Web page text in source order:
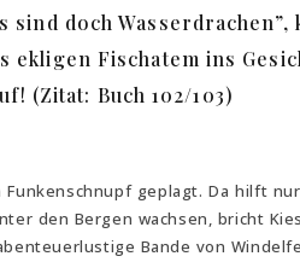
doch Wasserdrachen”,
ekligen Fischatem ins
(Zitat: Buch 102/103)
geplagt. Da hilft
den Bergen wachsen, bricht
Bande von